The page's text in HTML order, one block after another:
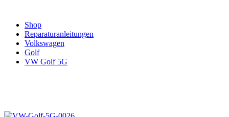
Shop
Reparaturanleitungen
Volkswagen
Golf
VW Golf 5G